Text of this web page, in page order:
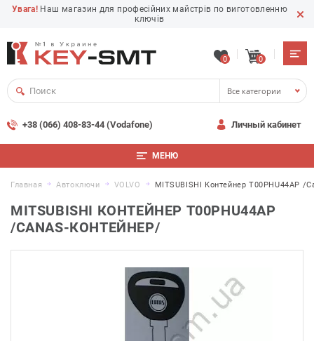
Увага! Наш магазин для професійних майстрів по виготовленню
ключів
0 0
Все категории
+38 (066) 408-83-44 (Vodafone) Личный кабинет
МЕНЮ
Главная Автоключи VOLVO MITSUBISHI Контейнер T00PHU44AP /
MITSUBISHI КОНТЕЙНЕР T00PHU44AP
/CANAS-КОНТЕЙНЕР/